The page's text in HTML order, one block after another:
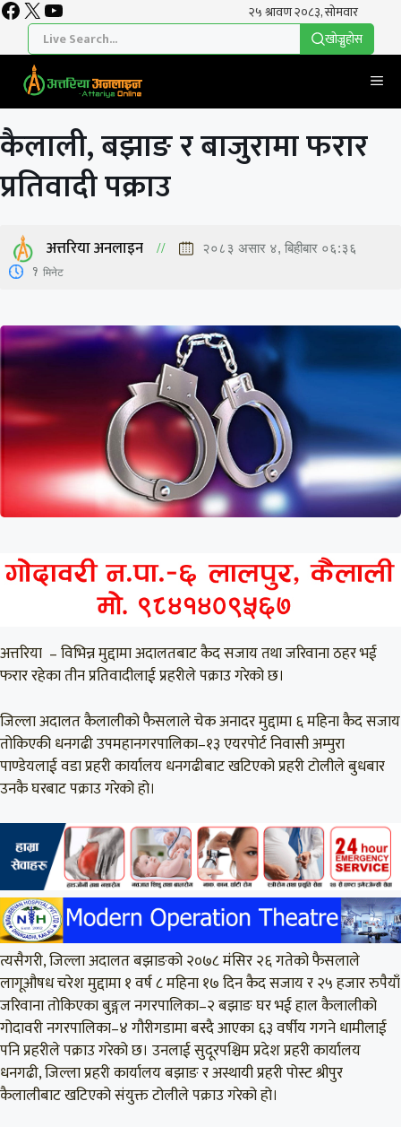
Skip
content
Facebook
X YouTube
खाेज्नुहाेस
कैलाली, बझाङ र बाजुरामा फरार
प्रतिवादी पक्राउ
अत्तरिया अनलाइन २०८३ असार ४, बिहीबार ०६:३६
1 मिनेट
अत्तरिया – विभिन्न मुद्दामा अदालतबाट कैद सजाय तथा जरिवाना ठहर भई
फरार रहेका तीन प्रतिवादीलाई प्रहरीले पक्राउ गरेको छ।
जिल्ला अदालत कैलालीको फैसलाले चेक अनादर मुद्दामा ६ महिना कैद सजाय
तोकिएकी धनगढी उपमहानगरपालिका–१३ एयरपोर्ट निवासी अम्पुरा
पाण्डेयलाई वडा प्रहरी कार्यालय धनगढीबाट खटिएको प्रहरी टोलीले बुधबार
उनकै घरबाट पक्राउ गरेको हो।
त्यसैगरी, जिल्ला अदालत बझाङको २०७८ मंसिर २६ गतेको फैसलाले
लागूऔषध चरेश मुद्दामा १ वर्ष ८ महिना १७ दिन कैद सजाय र २५ हजार रुपैयाँ
जरिवाना तोकिएका बुङ्गल नगरपालिका–२ बझाङ घर भई हाल कैलालीको
गोदावरी नगरपालिका–४ गौरीगडामा बस्दै आएका ६३ वर्षीय गगने धामीलाई
पनि प्रहरीले पक्राउ गरेको छ। उनलाई सुदूरपश्चिम प्रदेश प्रहरी कार्यालय
धनगढी, जिल्ला प्रहरी कार्यालय बझाङ र अस्थायी प्रहरी पोस्ट श्रीपुर
कैलालीबाट खटिएको संयुक्त टोलीले पक्राउ गरेको हो।